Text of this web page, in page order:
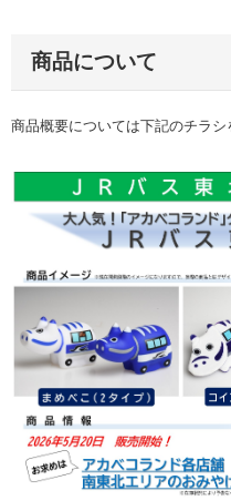
商品について
商品概要については下記のチラシ